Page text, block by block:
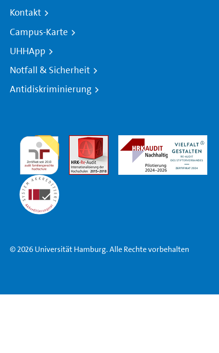
Kontakt
Campus-Karte
UHHApp
Notfall & Sicherheit
Antidiskriminierung
© 2026 Universität Hamburg. Alle Rechte vorbehalten